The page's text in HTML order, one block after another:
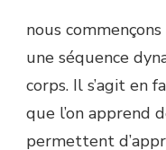
nous
une séquence
corps. Il s’agit en
que l’on apprend
permettent